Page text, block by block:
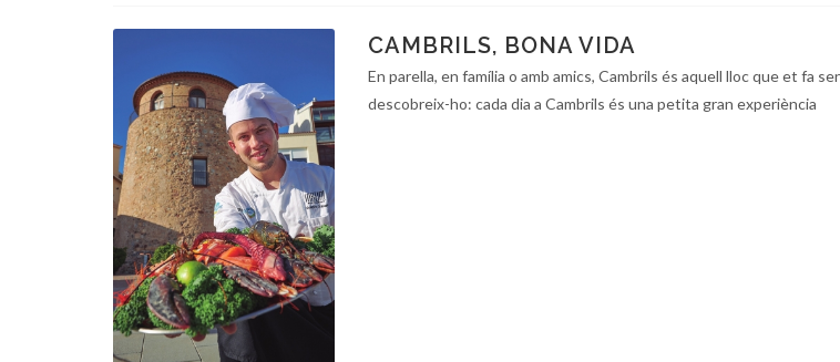
CAMBRILS, BONA VIDA
En parella, en família o amb amics, Cambrils és aquell lloc que et fa
descobreix-ho: cada dia a Cambrils és una petita gran experiència